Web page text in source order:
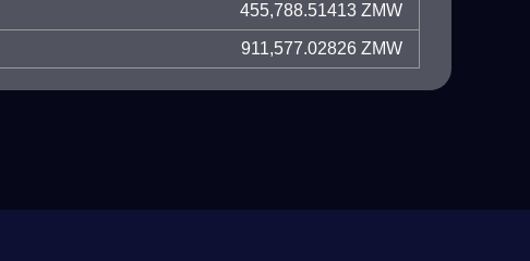
455,788.51413 ZMW
911,577.02826 ZMW